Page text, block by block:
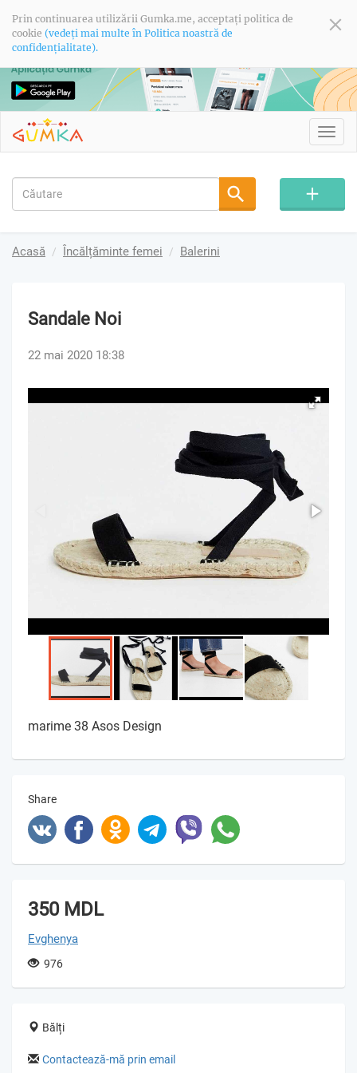
Prin continuarea utilizării Gumka.me, acceptați politica de
cookie (vedeți mai multe în Politica noastră de
confidențialitate).
Acasă Încălțăminte femei Balerini
Sandale Noi
22 mai 2020 18:38
marime 38 Asos Design
Share
350 MDL
Evghenya
976
Bălți
Contactează-mă prin email